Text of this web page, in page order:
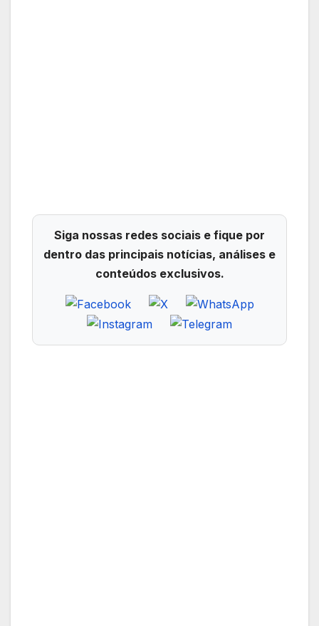
Siga nossas redes sociais e fique por
dentro das principais notícias, análises e
conteúdos exclusivos.